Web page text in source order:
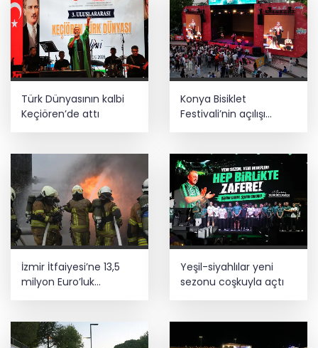
Türk Dünyasının kalbi
Keçiören’de attı
Konya Bisiklet
Festivali’nin açılışı
İzmir İtfaiyesi’ne 13,5
milyon Euro’luk
teknoloji yatırımı
Yeşil-siyahlılar yeni
sezonu coşkuyla açtı